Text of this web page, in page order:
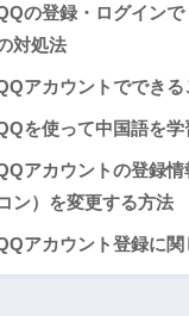
の登録・ログイン
対処法
アカウントでできる
を使って中国語を
アカウントの登録
ン）を変更する方法
アカウント登録に関